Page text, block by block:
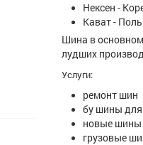
Нексен -
Кават -
Шина в
лудших
Услуги:
ремонт шин
бу шины для
новые шины
грузовые